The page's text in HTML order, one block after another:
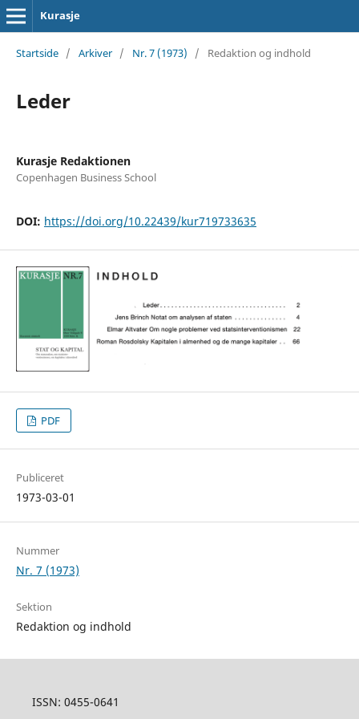
Kurasje
Startside / Arkiver / Nr. 7 (1973) / Redaktion og indhold
Leder
Kurasje Redaktionen
Copenhagen Business School
DOI: https://doi.org/10.22439/kur719733635
PDF
Publiceret
1973-03-01
Nummer
Nr. 7 (1973)
Sektion
Redaktion og indhold
ISSN: 0455-0641